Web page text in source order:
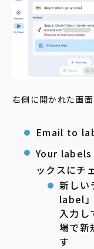
右側に開かれた画面
Email to
Your labels
ックスにチ
新しい
label
入力
場で新
す